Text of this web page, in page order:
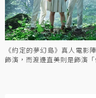
《約定的夢幻島》真人電影
飾演，而渡邊直美則是飾演